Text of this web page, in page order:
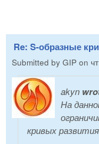
Re: S-образные
Submitted by GIP on
akyn
На
кривых